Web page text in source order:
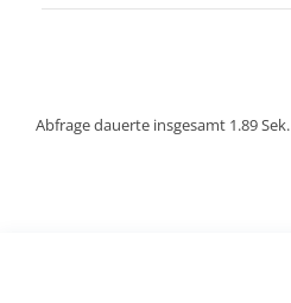
Abfrage dauerte insgesamt 1.89 Sek.